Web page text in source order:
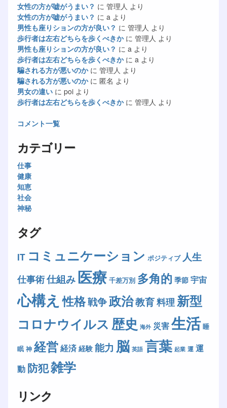
女性の方が嘘がうまい？ に 管理人 より
女性の方が嘘がうまい？ に a より
男性も座りションの方が良い？ に 管理人 より
歩行者は左右どちらを歩くべきかに 管理人 より
男性も座りションの方が良い？ に a より
歩行者は左右どちらを歩くべきかに a より
騙される方が悪いのかに 管理人 より
騙される方が悪いのかに 匿名 より
男女の違いに poiより
歩行者は左右どちらを歩くべきかに 管理人 より
コメント一覧
カテゴリー
仕事
健康
知恵
社会
神秘
タグ
IT コミュニケーション ポジティブ 人生
仕事術仕組み医療 千差万別 多角的 季節 宇宙
心構え 性格戦争政治教育料理 新型
コロナウイルス 歴史 海外 災害生活 睡
眠 神 経営経済 経験 能力 脳 英語 言葉 起業 運 運
動 防犯雑学
リンク